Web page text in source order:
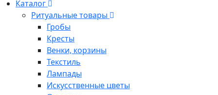
Каталог
Ритуальные товары
Гробы
Кресты
Венки, корзины
Текстиль
Лампады
Искусственные цветы